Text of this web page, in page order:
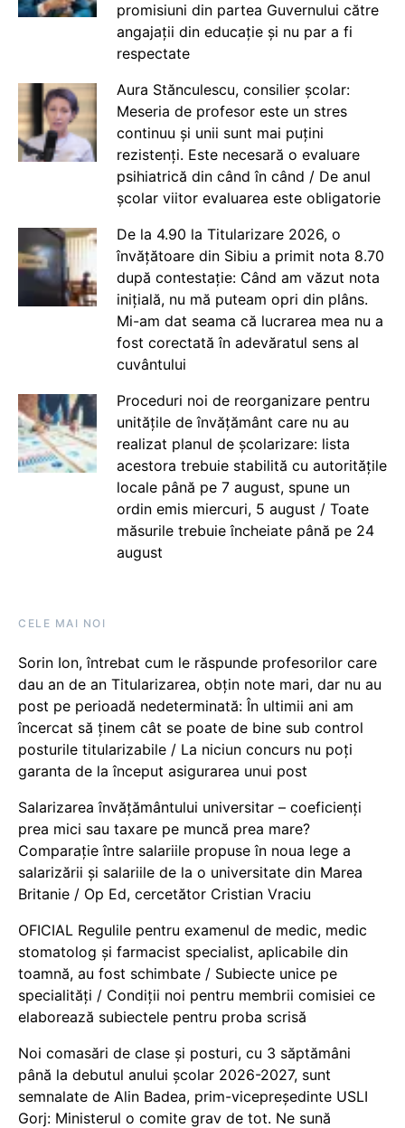
promisiuni din partea Guvernului către
angajații din educație și nu par a fi
respectate
Aura Stănculescu, consilier școlar:
Meseria de profesor este un stres
continuu și unii sunt mai puțini
rezistenți. Este necesară o evaluare
psihiatrică din când în când / De anul
școlar viitor evaluarea este obligatorie
De la 4.90 la Titularizare 2026, o
învățătoare din Sibiu a primit nota 8.70
după contestație: Când am văzut nota
inițială, nu mă puteam opri din plâns.
Mi-am dat seama că lucrarea mea nu a
fost corectată în adevăratul sens al
cuvântului
Proceduri noi de reorganizare pentru
unitățile de învățământ care nu au
realizat planul de școlarizare: lista
acestora trebuie stabilită cu autoritățile
locale până pe 7 august, spune un
ordin emis miercuri, 5 august / Toate
măsurile trebuie încheiate până pe 24
august
CELE MAI NOI
Sorin Ion, întrebat cum le răspunde profesorilor care
dau an de an Titularizarea, obțin note mari, dar nu au
post pe perioadă nedeterminată: În ultimii ani am
încercat să ținem cât se poate de bine sub control
posturile titularizabile / La niciun concurs nu poți
garanta de la început asigurarea unui post
Salarizarea învățământului universitar – coeficienți
prea mici sau taxare pe muncă prea mare?
Comparație între salariile propuse în noua lege a
salarizării și salariile de la o universitate din Marea
Britanie / Op Ed, cercetător Cristian Vraciu
OFICIAL Regulile pentru examenul de medic, medic
stomatolog și farmacist specialist, aplicabile din
toamnă, au fost schimbate / Subiecte unice pe
specialități / Condiții noi pentru membrii comisiei ce
elaborează subiectele pentru proba scrisă
Noi comasări de clase și posturi, cu 3 săptămâni
până la debutul anului școlar 2026-2027, sunt
semnalate de Alin Badea, prim-vicepreședinte USLI
Gorj: Ministerul o comite grav de tot. Ne sună